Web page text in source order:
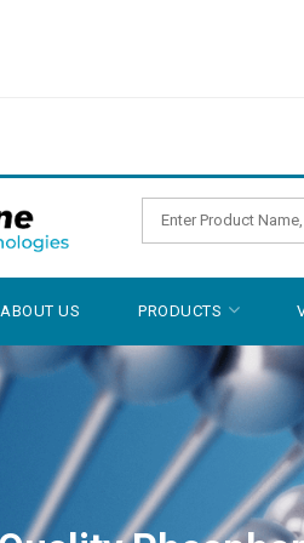
ABOUT US PRODUCTS